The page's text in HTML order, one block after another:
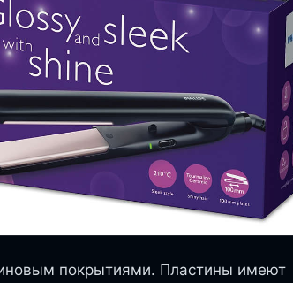
покрытиями. Пластины имеют